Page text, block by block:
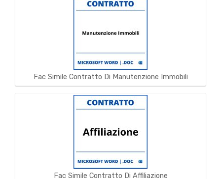
Fac Simile Contratto Di Manutenzione Immobili
Fac Simile Contratto Di Affiliazione